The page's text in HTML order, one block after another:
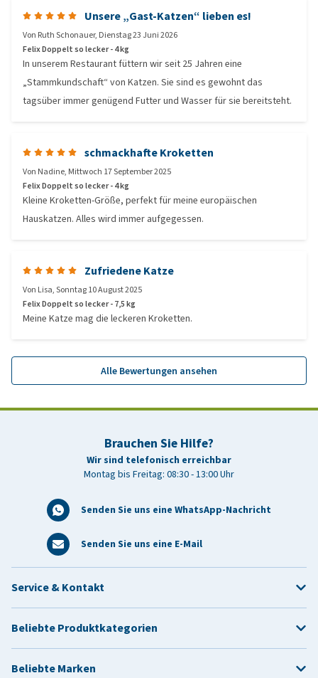
Unsere „Gast-Katzen“ lieben es!
Von Ruth Schonauer, Dienstag 23 Juni 2026
Felix Doppelt so lecker - 4 kg
In unserem Restaurant füttern wir seit 25 Jahren eine
„Stammkundschaft“ von Katzen. Sie sind es gewohnt das
tagsüber immer genügend Futter und Wasser für sie bereitsteht.
schmackhafte Kroketten
Von Nadine, Mittwoch 17 September 2025
Felix Doppelt so lecker - 4 kg
Kleine Kroketten-Größe, perfekt für meine europäischen
Hauskatzen. Alles wird immer aufgegessen.
Zufriedene Katze
Von Lisa,Sonntag 10 August 2025
Felix Doppelt so lecker - 7,5 kg
Meine Katze mag die leckeren Kroketten.
Alle Bewertungen ansehen
Brauchen Sie Hilfe?
Wir sind telefonisch erreichbar
Montag bis Freitag: 08:30 - 13:00 Uhr
Senden Sie uns eine WhatsApp-Nachricht
Senden Sie uns eine E-Mail
Service & Kontakt
Beliebte Produktkategorien
Beliebte Marken